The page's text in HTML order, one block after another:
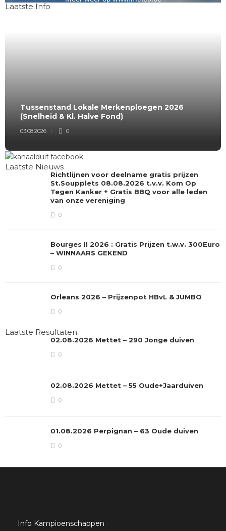
Laatste Info
Tussenstand Lokale Merkenploegen 2026
(Snelheid & Kl. Halve Fond)
03.08.2026 0
Laatste Nieuws
Richtlijnen voor deelname gratis prijzen
St.Soupplets 08.08.2026 t.v.v. Kom Op
Tegen Kanker + Gratis BBQ voor alle leden
van onze vereniging
0
Bourges II 2026 : Gratis Prijzen t.w.v. 300Euro
– WINNAARS GEKEND
0
Orleans 2026 – Prijzenpot HBvL & JUMBO
0
Laatste Resultaten
02.08.2026 Mettet – 290 Jonge duiven
0
02.08.2026 Mettet – 55 Oude+Jaarduiven
0
01.08.2026 Perpignan – 63 Oude duiven
0
Info Kampioenschappen